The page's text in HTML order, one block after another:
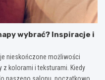
wybrać? Inspiracje i
nieskończone możliwości
z kolorami i teksturami. Kiedy
naszego salonu, początkowo